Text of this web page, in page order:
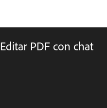
Editar PDF con chat